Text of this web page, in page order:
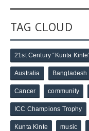
TAG CLOUD
21st Century “Kunta
Australia Bangladesh
Cancer community
ICC Champions Trophy
Kunta Kinte music